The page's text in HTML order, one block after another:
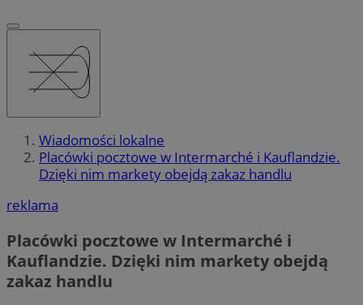
Wiadomości lokalne
Placówki pocztowe w Intermarché i Kauflandzie.
Dzięki nim markety obejdą zakaz handlu
reklama
Placówki pocztowe w Intermarché i
Kauflandzie. Dzięki nim markety obejdą
zakaz handlu